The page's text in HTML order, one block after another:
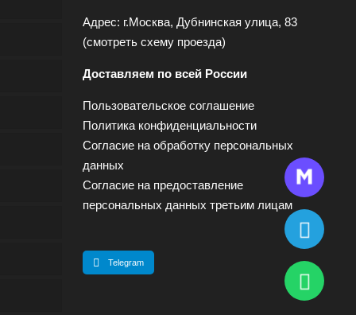
Адрес: г.Москва, Дубнинская улица, 83
(смотреть схему проезда)
Доставляем по всей России
Пользовательское соглашение
Политика конфиденциальности
Согласие на обработку персональных
данных
Согласие на предоставление
персональных данных третьим лицам
Telegram